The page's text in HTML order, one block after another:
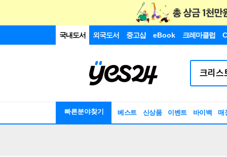
국내도서 외국도서 중고샵 eBook 크레마클럽
빠른분야찾기 베스트 신상품 이벤트 바이백 매